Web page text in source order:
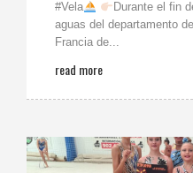
#Vela
Durante el fin
aguas del departamento
Francia de...
read more